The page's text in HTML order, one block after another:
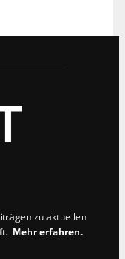
zu aktuellen
Mehr erfahren.